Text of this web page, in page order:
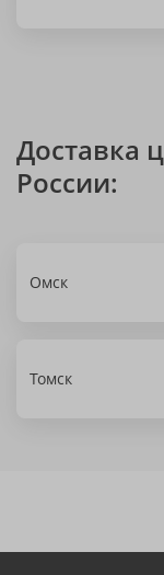
Доставка
России:
Омск
Томск